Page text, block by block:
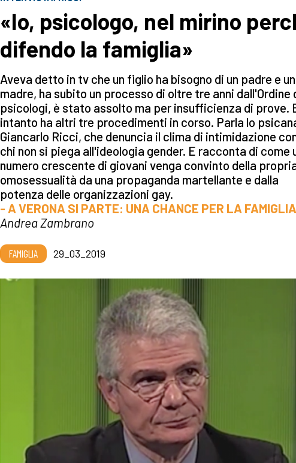
«Io, psicologo, nel mirino
difendo la famiglia»
Aveva detto in tv che un figlio ha bisogno di un padre e
madre, ha subito un processo di oltre tre anni dall'Ordine
psicologi, è stato assolto ma per insufficienza di prove.
intanto ha altri tre procedimenti in corso. Parla lo
Giancarlo Ricci, che denuncia il clima di intimidazione
chi non si piega all'ideologia gender. E racconta di come
numero crescente di giovani venga convinto della
omosessualità da una propaganda martellante e dalla
potenza delle organizzazioni gay.
- A VERONA SI PARTE: UNA CHANCE PER LA
Andrea Zambrano
FAMIGLIA 29_03_2019